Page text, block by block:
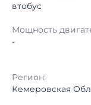
Кол-во ставок:
Регион:
втобус
Мощность
-
Регион:
Кемеровская